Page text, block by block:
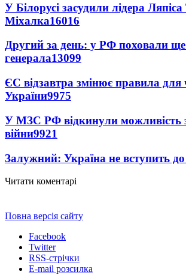
У Білорусі засудили лідера
Міхалка16016
Другий за день: у РФ поховали ще
генерала13099
ЄС відзавтра змінює правила для
України9975
У МЗС РФ відкинули можливість
війни9921
Залужний: Україна не вступить
Читати коментарі
Повна версія сайту
Facebook
Twitter
RSS-стрічки
E-mail розсилка